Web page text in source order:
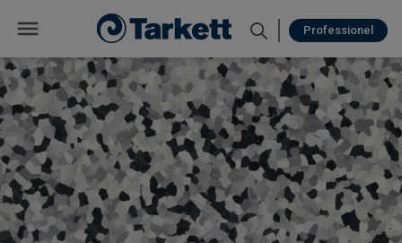
Professionel